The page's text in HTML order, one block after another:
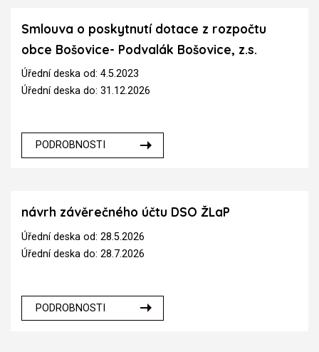
Smlouva o poskytnutí dotace z rozpočtu
obce Bošovice- Podvalák Bošovice, z.s.
Úřední deska od: 4.5.2023
Úřední deska do: 31.12.2026
PODROBNOSTI
návrh závěrečného účtu DSO ŽLaP
Úřední deska od: 28.5.2026
Úřední deska do: 28.7.2026
PODROBNOSTI